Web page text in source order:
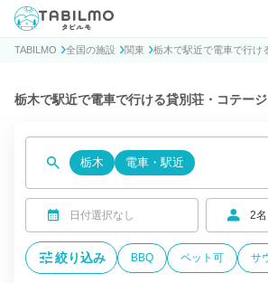
貸別荘コテージ・一棟貸し宿泊予約サイトTABILMO(
TABILMO 全国の施設 関東 栃木で駅近で電車で行け
栃木で駅近で電車で行ける貸別荘・コテー
栃木 電車・駅近
日付選択なし 2名
絞り込み BBQ ペット可 サ